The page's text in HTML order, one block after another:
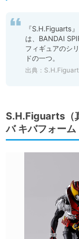
『S.H.Figuarts
は、BANDAI
フィギュアのシ
ドの一つ。
出典：
S.H.Figuarts（
バ キバフォーム